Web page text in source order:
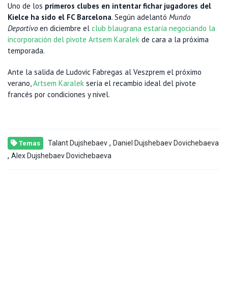
Uno de los primeros clubes en intentar fichar jugadores del
Kielce ha sido el FC Barcelona. Según adelantó Mundo
Deportivo en diciembre el club blaugrana estaría negociando la
incorporación del pivote Artsem Karalek de cara a la próxima
temporada.
Ante la salida de Ludovic Fabregas al Veszprem el próximo
verano, Artsem Karalek sería el recambio ideal del pivote
francés por condiciones y nivel.
Temas Talant Dujshebaev , Daniel Dujshebaev Dovichebaeva
, Alex Dujshebaev Dovichebaeva